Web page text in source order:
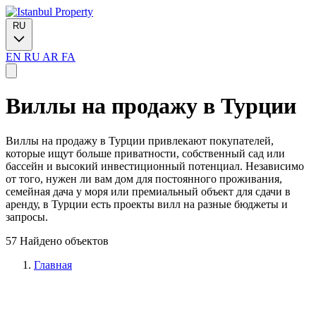
RU
EN RU AR FA
Виллы на продажу в Турции
Виллы на продажу в Турции привлекают покупателей,
которые ищут больше приватности, собственный сад или
бассейн и высокий инвестиционный потенциал. Независимо
от того, нужен ли вам дом для постоянного проживания,
семейная дача у моря или премиальный объект для сдачи в
аренду, в Турции есть проекты вилл на разные бюджеты и
запросы.
57 Найдено объектов
Главная